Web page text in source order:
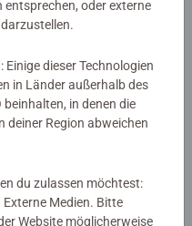
entsprechen, oder externe
dieser Technologien
in Länder außerhalb des
in denen die
deiner Region abweichen
du zulassen möchtest:
Medien. Bitte
Website möglicherweise